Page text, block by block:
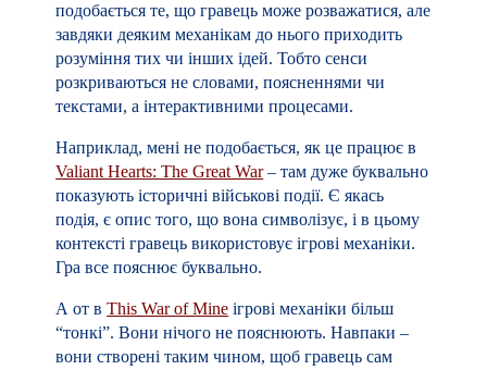
подобається те, що гравець може розважатися, але
завдяки деяким механікам до нього приходить
розуміння тих чи інших ідей. Тобто сенси
розкриваються не словами, поясненнями чи
текстами, а інтерактивними процесами.
Наприклад, мені не подобається, як це працює в
Valiant Hearts: The Great War– там дуже буквально
показують історичні військові події. Є якась
подія, є опис того, що вона символізує, і в цьому
контексті гравець використовує ігрові механіки.
Гра все пояснює буквально.
А от вThis War of Mine ігрові механіки більш
“тонкі”. Вони нічого не пояснюють. Навпаки –
вони створені таким чином, щоб гравець сам